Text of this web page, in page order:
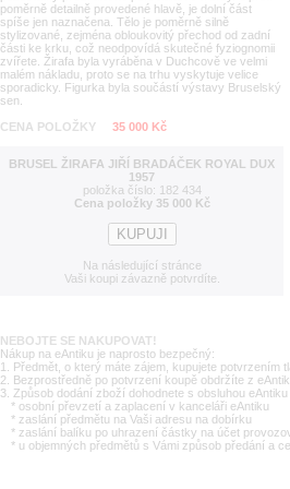
poměrně detailně provedené hlavě, je dolní část
spíše jen naznačena. Tělo je poměrně silně
stylizované, zejména obloukovitý přechod od zadní
části ke krku, což neodpovídá skutečné fyziognomii
zvířete. Žirafa byla vyráběna v Duchcově ve velmi
malém nákladu, proto se na trhu vyskytuje velice
sporadicky. Figurka byla součástí výstavy Bruselský
sen.
CENA POLOŽKY
35 000 Kč
BRUSEL ŽIRAFA JIŘÍ BRADÁČEK ROYAL DUX
1957
položka číslo: 182 434
Cena položky 35 000 Kč
Na následující stránce
Vaši koupi závazně potvrdíte.
NEBOJTE SE NAKUPOVAT!
Nákup na eAntiku je naprosto bezpečný:
1. Předmět, o který máte zájem, kupujete potvrzením
2. Bezprostředně po potvrzení koupě obdržíte z
3. Způsob dodání zboží dohodnete s obsluhou
* osobní převzetí a zaplacení v kanceláři eAntiku
* zaslání předmětu na Vaši adresu na dobírku
* zaslání balíku po uhrazení částky na účet
* u objemných předmětů s Vámi způsob předání a